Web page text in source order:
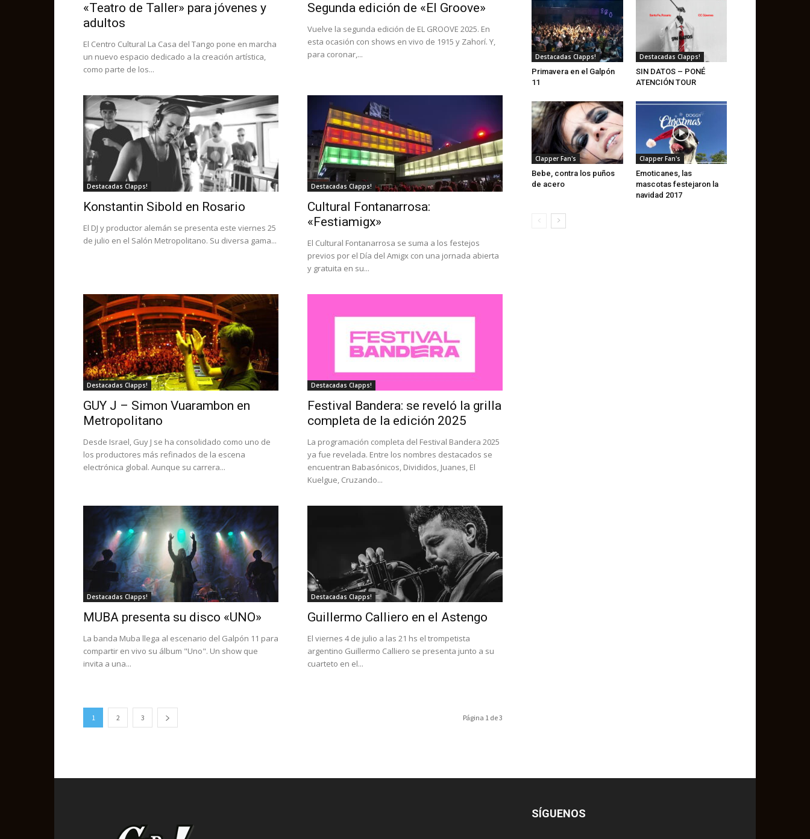
«Teatro de Taller» para jóvenes y
adultos
El Centro Cultural La Casa del Tango pone en marcha
un nuevo espacio dedicado a la creación artística,
como parte de los...
Segunda edición de «El Groove»
Vuelve la segunda edición de EL GROOVE 2025. En
esta ocasión con shows en vivo de 1915 y Zahorí. Y,
para coronar,...
Destacadas Clapps!
Konstantin Sibold en Rosario
El DJ y productor alemán se presenta este viernes 25
de julio en el Salón Metropolitano. Su diversa gama...
Destacadas Clapps!
Cultural Fontanarrosa:
«Festiamigx»
El Cultural Fontanarrosa se suma a los festejos
previos por el Día del Amigx con una jornada abierta
y gratuita en su...
Destacadas Clapps!
GUY J – Simon Vuarambon en
Metropolitano
Desde Israel, Guy J se ha consolidado como uno de
los productores más refinados de la escena
electrónica global. Aunque su carrera...
Destacadas Clapps!
Festival Bandera: se reveló la grilla
completa de la edición 2025
La programación completa del Festival Bandera 2025
ya fue revelada. Entre los nombres destacados se
encuentran Babasónicos, Divididos, Juanes, El
Kuelgue, Cruzando...
Destacadas Clapps!
MUBA presenta su disco «UNO»
La banda Muba llega al escenario del Galpón 11 para
compartir en vivo su álbum "Uno". Un show que
invita a una...
Destacadas Clapps!
Guillermo Calliero en el Astengo
El viernes 4 de julio a las 21 hs el trompetista
argentino Guillermo Calliero se presenta junto a su
cuarteto en el...
1 2 3 Página 1 de 3
Destacadas Clapps!
Primavera en el Galpón
11
Destacadas Clapps!
SIN DATOS – PONÉ
ATENCIÓN TOUR
Clapper Fan's
Bebe, contra los puños
de acero
Clapper Fan's
Emoticanes, las
mascotas festejaron la
navidad 2017
SÍGUENOS